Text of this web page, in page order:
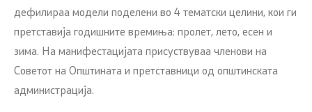
дефилираа модели поделени во 4 тематски целини, кои ги
претставија годишните времиња: пролет, лето, есен и
зима. На манифестацијата присуствуваа членови на
Советот на Општината и претставници од општинската
администрација.